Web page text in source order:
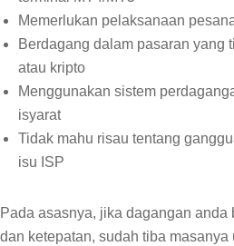
Memerlukan pelaksanaan
Berdagang dalam pasaran yang
atau kripto
Menggunakan sistem
isyarat
Tidak mahu risau tentang
isu ISP
Pada asasnya, jika dagangan
dan ketepatan, sudah tiba masanya